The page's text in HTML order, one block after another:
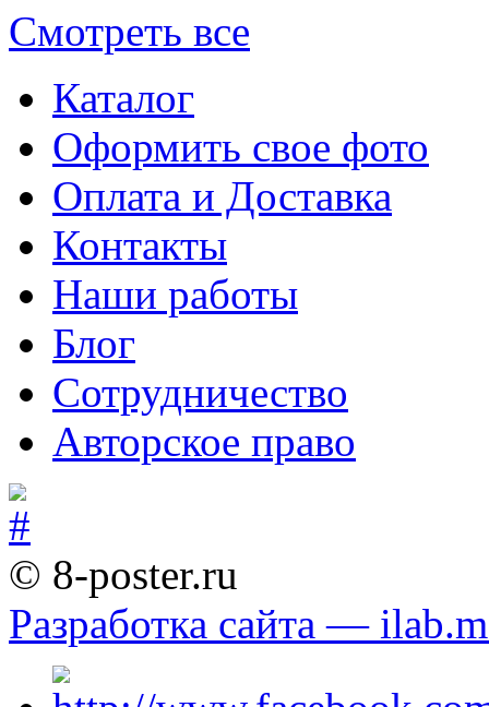
Смотреть все
Каталог
Оформить свое фото
Оплата и Доставка
Контакты
Наши работы
Блог
Сотрудничество
Авторское право
© 8-poster.ru
Разработка сайта —